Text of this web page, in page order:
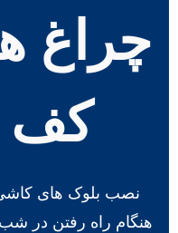
چراغ
کف
نصب بلوک های
هنگام راه رفتن در شب